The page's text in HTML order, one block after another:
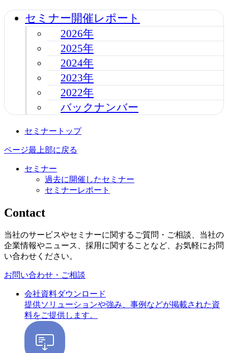
セミナー開催レポート
2026年
2025年
2024年
2023年
2022年
バックナンバー
セミナートップ
ページ最上部に戻る
セミナー
過去に開催したセミナー
セミナーレポート
Contact
当社のサービスやセミナーに関するご質問・ご相談、当社の
企業情報やニュース、採用に関することなど、お気軽にお問
い合わせください。
お問い合わせ・ご相談
会社資料ダウンロード
提供ソリューションや強み、事例などが掲載された資
料をご提供します。